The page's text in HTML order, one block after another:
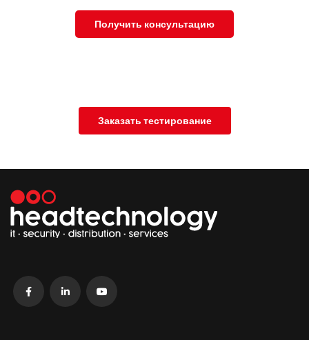
Получить консультацию
Заказать тестирование